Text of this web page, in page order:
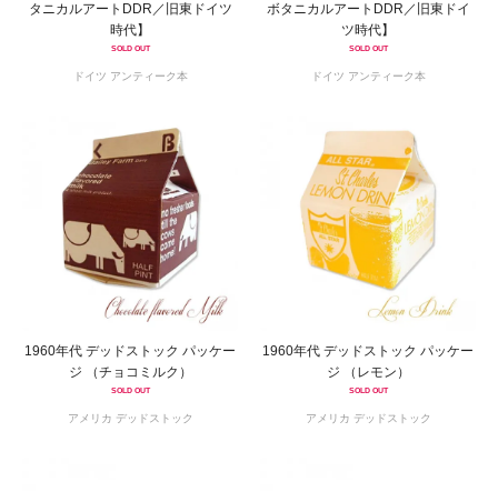
タニカルアートDDR／旧東ドイツ
時代】
SOLD OUT
ドイツ アンティーク本
ボタニカルアートDDR／旧東ドイ
ツ時代】
SOLD OUT
ドイツ アンティーク本
1960年代 デッドストック パッケー
ジ （チョコミルク）
SOLD OUT
アメリカ デッドストック
1960年代 デッドストック パッケー
ジ （レモン）
SOLD OUT
アメリカ デッドストック